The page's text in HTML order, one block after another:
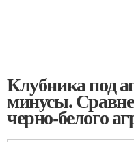
Клубника под
минусы.
черно-белого